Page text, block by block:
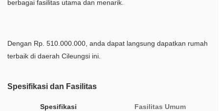
berbagai fasilitas utama dan menarik.
Dengan Rp. 510.000.000, anda dapat langsung dapatkan rumah
terbaik di daerah Cileungsi ini.
Spesifikasi dan Fasilitas
Spesifikasi Fasilitas Umum